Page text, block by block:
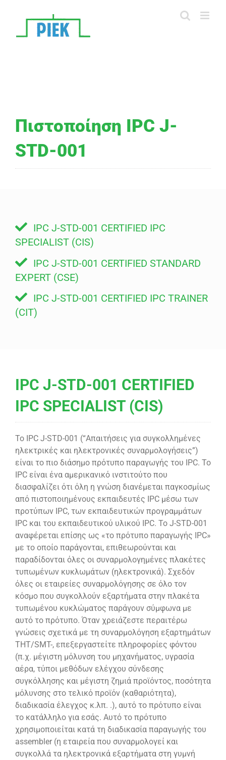
Πιστοποίηση IPC J-
STD-001
IPC J-STD-001 CERTIFIED IPC
SPECIALIST (CIS)
IPC J-STD-001 CERTIFIED STANDARD
EXPERT (CSE)
IPC J-STD-001 CERTIFIED IPC TRAINER
(CIT)
IPC J-STD-001 CERTIFIED
IPC SPECIALIST (CIS)
Το IPC J-STD-001 (“Απαιτήσεις για συγκολλημένες
ηλεκτρικές και ηλεκτρονικές συναρμολογήσεις”)
είναι το πιο διάσημο πρότυπο παραγωγής του IPC. Το
IPC είναι ένα αμερικανικό ινστιτούτο που
διασφαλίζει ότι όλη η γνώση διανέμεται παγκοσμίως
από πιστοποιημένους εκπαιδευτές IPC μέσω των
προτύπων IPC, των εκπαιδευτικών προγραμμάτων
IPC και του εκπαιδευτικού υλικού IPC. Το J-STD-001
αναφέρεται επίσης ως «το πρότυπο παραγωγής IPC»
με το οποίο παράγονται, επιθεωρούνται και
παραδίδονται όλες οι συναρμολογημένες πλακέτες
τυπωμένων κυκλωμάτων (ηλεκτρονικά). Σχεδόν
όλες οι εταιρείες συναρμολόγησης σε όλο τον
κόσμο που συγκολλούν εξαρτήματα στην πλακέτα
τυπωμένου κυκλώματος παράγουν σύμφωνα με
αυτό το πρότυπο. Όταν χρειάζεστε περαιτέρω
γνώσεις σχετικά με τη συναρμολόγηση εξαρτημάτων
THT/SMT-, επεξεργαστείτε πληροφορίες φόντου
(π.χ. μέγιστη μόλυνση του μηχανήματος, υγρασία
αέρα, τύποι μεθόδων ελέγχου σύνδεσης
συγκόλλησης και μέγιστη ζημιά προϊόντος, ποσότητα
μόλυνσης στο τελικό προϊόν (καθαριότητα),
διαδικασία έλεγχος κ.λπ. .), αυτό το πρότυπο είναι
το κατάλληλο για εσάς. Αυτό το πρότυπο
χρησιμοποιείται κατά τη διαδικασία παραγωγής του
assembler (η εταιρεία που συναρμολογεί και
συγκολλά τα ηλεκτρονικά εξαρτήματα στη γυμνή